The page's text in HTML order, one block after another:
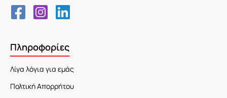
Πληροφορίες
Λίγα λόγια για εμάς
Πολτική Απορρήτου